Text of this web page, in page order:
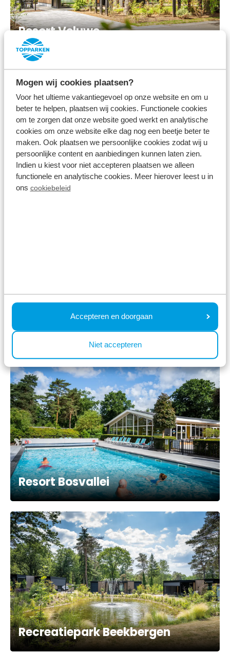
Mogen wij cookies plaatsen?
Voor het ultieme vakantiegevoel op onze website en om u
beter te helpen, plaatsen wij cookies. Functionele cookies
om te zorgen dat onze website goed werkt en analytische
cookies om onze website elke dag nog een beetje beter te
maken. Ook plaatsen we persoonlijke cookies zodat wij u
persoonlijke content en aanbiedingen kunnen laten zien.
Indien u kiest voor niet accepteren plaatsen we alleen
functionele en analytische cookies. Meer hierover leest u in
ons cookiebeleid
Accepteren en doorgaan
Niet accepteren
Resort Veluwe
Bospark Ede
Landgoed de Scheleberg
Resort Bosvallei
Recreatiepark Beekbergen